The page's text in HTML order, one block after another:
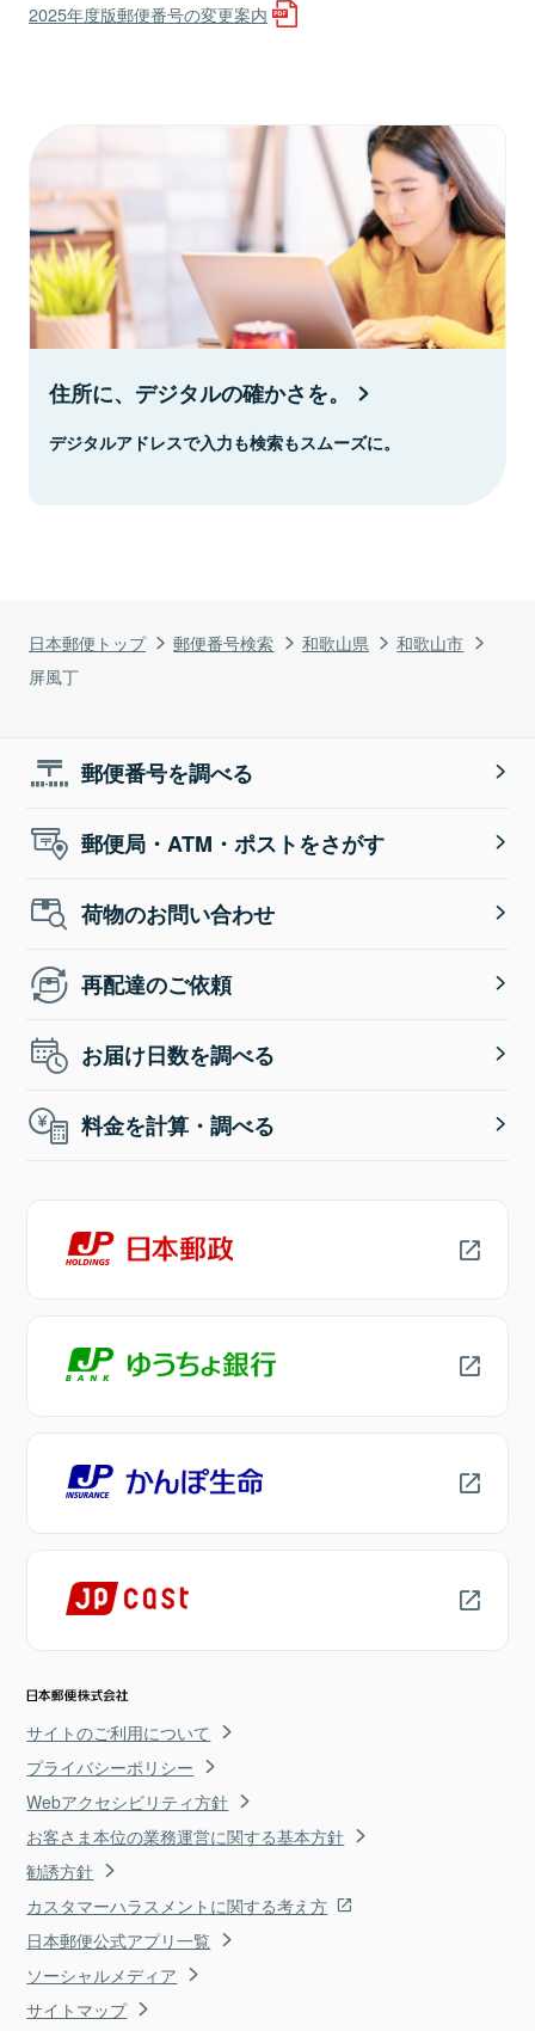
日本郵便トップ 郵便番号検索 和歌山県
和歌山市
屏風丁
2025年度版郵便番号の変更案内
住所に、デジタルの確かさを。
デジタルアドレスで入力も検索もスムーズに。
郵便番号を調べる
郵便局・ATM・ポストをさがす
荷物のお問い合わせ
再配達のご依頼
お届け日数を調べる
料金を計算・調べる
サイトのご利用について
プライバシーポリシー
Webアクセシビリティ方針
お客さま本位の業務運営に関する基本方針
勧誘方針
カスタマーハラスメントに関する考え方
日本郵便公式アプリ一覧
ソーシャルメディア
サイトマップ